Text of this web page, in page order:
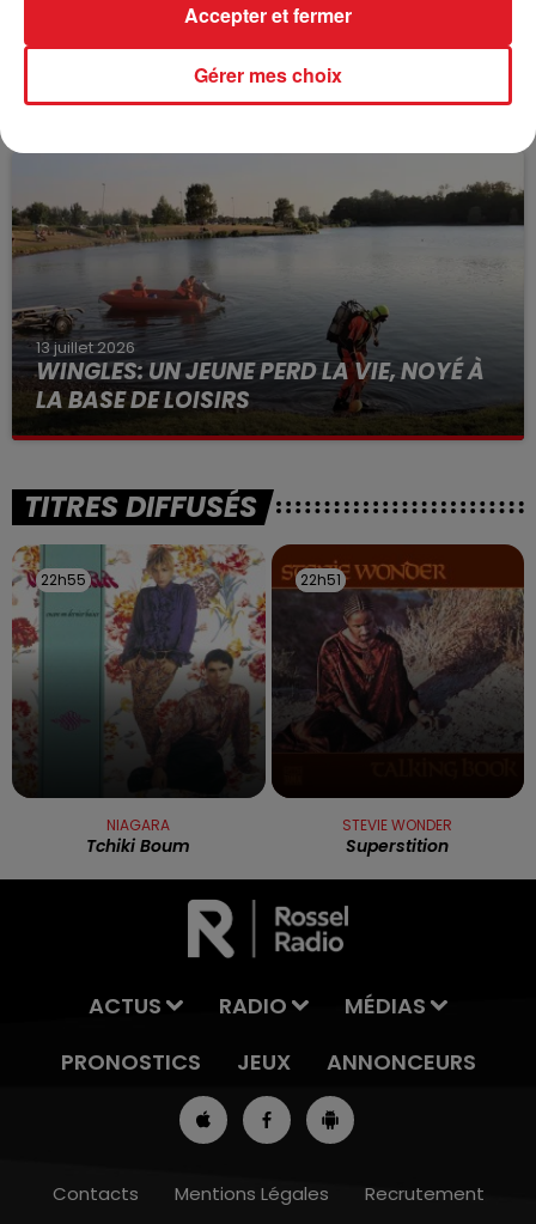
15 juillet 2026
BÉTHUNE: ENQUÊTE POUR HOMICIDE
VOLONTAIRE EN COURS, APRÈS LA...
à des prostituées
13 juillet 2026
WINGLES: UN JEUNE PERD LA VIE, NOYÉ À
LA BASE DE LOISIRS
La victime a coulé à pic
TITRES DIFFUSÉS
22h55
22h55
NIAGARA
Tchiki Boum
22h51
22h51
STEVIE WONDER
Superstition
ACTUS RADIO
MÉDIAS
PRONOSTICS
JEUX ANNONCEURS
Contacts Mentions Légales Recrutement
Gérer mes choix
Accepter et fermer